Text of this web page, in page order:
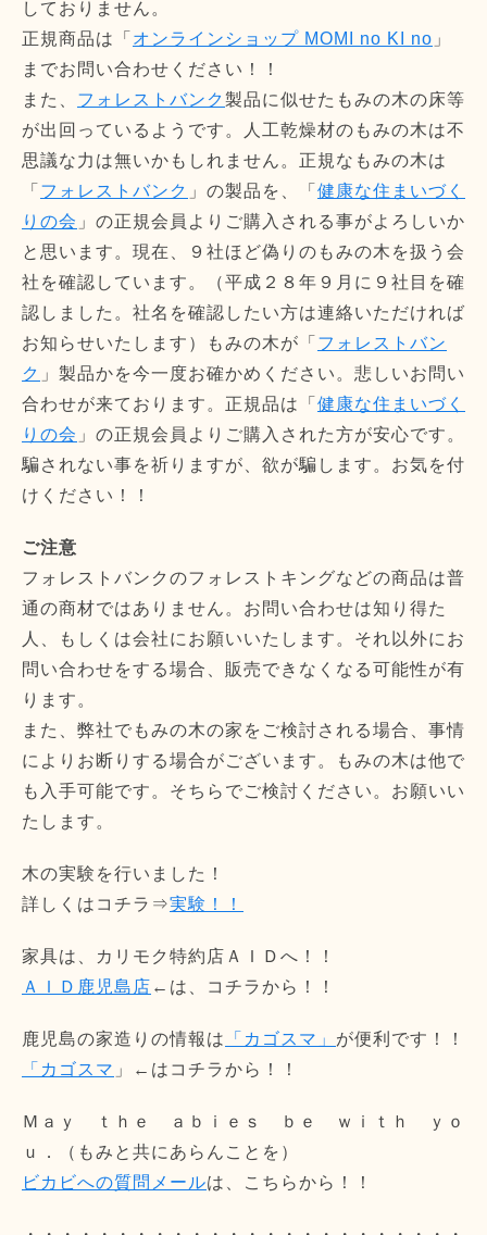
しておりません。
正規商品は「 オンラインショップ MOMI no KI no 」
までお問い合わせください！！
また、 フォレストバンク製品に似せたもみの木の床等
が出回っているようです。人工乾燥材のもみの木は不
思議な力は無いかもしれません。正規なもみの木は
「 フォレストバンク 」の製品を、「 健康な住まいづく
りの会 」の正規会員よりご購入される事がよろしいか
と思います。現在、９社ほど偽りのもみの木を扱う会
社を確認しています。（平成２８年９月に９社目を確
認しました。社名を確認したい方は連絡いただければ
お知らせいたします）もみの木が「 フォレストバン
ク 」製品かを今一度お確かめください。悲しいお問い
合わせが来ております。正規品は「 健康な住まいづく
りの会 」の正規会員よりご購入された方が安心です。
騙されない事を祈りますが、欲が騙します。お気を付
けください！！
ご注意
フォレストバンクのフォレストキングなどの商品は普
通の商材ではありません。お問い合わせは知り得た
人、もしくは会社にお願いいたします。それ以外にお
問い合わせをする場合、販売できなくなる可能性が有
ります。
また、弊社でもみの木の家をご検討される場合、事情
によりお断りする場合がございます。もみの木は他で
も入手可能です。そちらでご検討ください。お願いい
たします。
木の実験を行いました！
詳しくはコチラ⇒実験！！
家具は、カリモク特約店ＡＩＤへ！！
ＡＩＤ鹿児島店 ←は、コチラから！！
鹿児島の家造りの情報は 「カゴスマ」 が便利です！！
「カゴスマ 」←はコチラから！！
Ｍａｙ ｔｈｅ ａｂｉｅｓ ｂｅ ｗｉｔｈ ｙｏ
ｕ．（もみと共にあらんことを）
ビカビへの質問メールは、こちらから！！